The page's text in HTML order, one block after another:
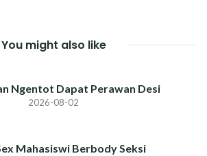
You might also like
Ngentot Dapat Perawan Desi
2026-08-02
Mahasiswi Berbody Seksi